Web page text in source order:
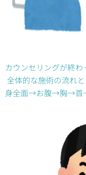
カウンセリングが終わ
全体的な施術の流れ
身全面→お腹→胸→首→